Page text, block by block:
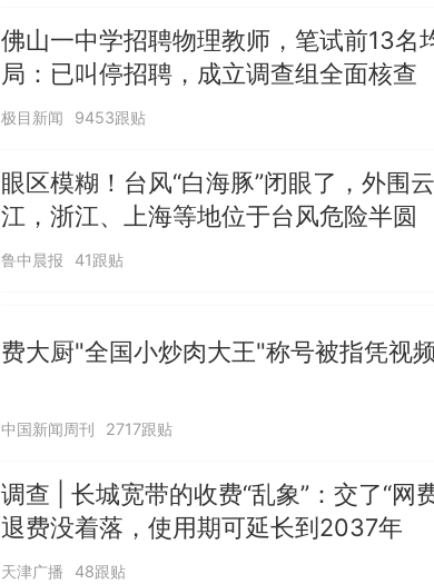
佛山一中学招聘物理教师，笔试前13名
局：已叫停招聘，成立调查组全面核查
极目新闻 9453跟贴
眼区模糊！台风“白海豚”闭眼了，外围
江，浙江、上海等地位于台风危险半圆
鲁中晨报 41跟贴
费大厨"全国小炒肉大王"称号被指凭视
中国新闻周刊 2717跟贴
调查 | 长城宽带的收费“乱象”：交了“网
退费没着落，使用期可延长到2037年
天津广播 48跟贴